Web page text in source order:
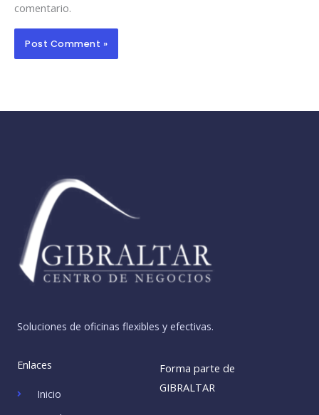
comentario.
Soluciones de oficinas flexibles y efectivas.
Enlaces
Inicio
Forma parte de
GIBRALTAR